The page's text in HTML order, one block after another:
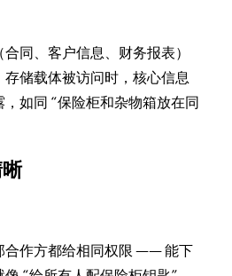
同、客户信息、财务报表）
储载体被访问时，核心信息
如同 “保险柜和杂物箱放在同
合作方都给相同权限 —— 能下